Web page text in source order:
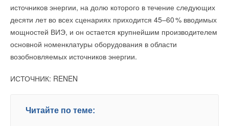
источников энергии, на долю которого в течение следующих
десяти лет во всех сценариях приходится 45–60% вводимых
мощностей ВИЭ, и он остается крупнейшим производителем
основной номенклатуры оборудования в области
возобновляемых источников энергии.
ИСТОЧНИК: RENEN
Читайте по теме:
увеличил мощность накопителя в 5 раз
→
НОВОСТИ СОК 30 МАРТА 2026
→ Royal Thermo представил первую сушилку для рук
НОВОСТИ СОК 25 МАРТА 2026
→
В РФ формируют первый кластер по производству
→
→
Sanhua представила новый преобразователь частоты